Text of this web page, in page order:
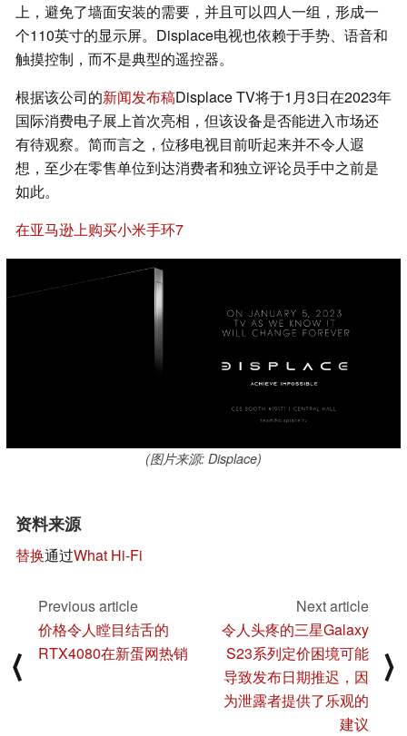
上，避免了墙面安装的需要，并且可以四人一组，形成一
个110英寸的显示屏。Displace电视也依赖于手势、语音和
触摸控制，而不是典型的遥控器。
根据该公司的新闻发布稿Displace TV将于1月3日在2023年
国际消费电子展上首次亮相，但该设备是否能进入市场还
有待观察。简而言之，位移电视目前听起来并不令人遐
想，至少在零售单位到达消费者和独立评论员手中之前是
如此。
在亚马逊上购买小米手环7
(图片来源: Displace)
资料来源
替换通过What Hi-Fi
⟨
Previous article
价格令人瞠目结舌的
RTX4080在新蛋网热销
Next article
令人头疼的三星Galaxy
S23系列定价困境可能
导致发布日期推迟，因
为泄露者提供了乐观的
建议
⟩